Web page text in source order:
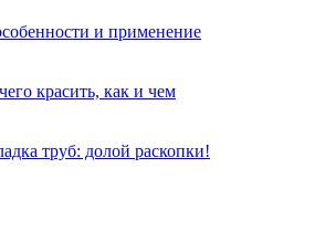
и применение
красить, как и чем
труб: долой раскопки!